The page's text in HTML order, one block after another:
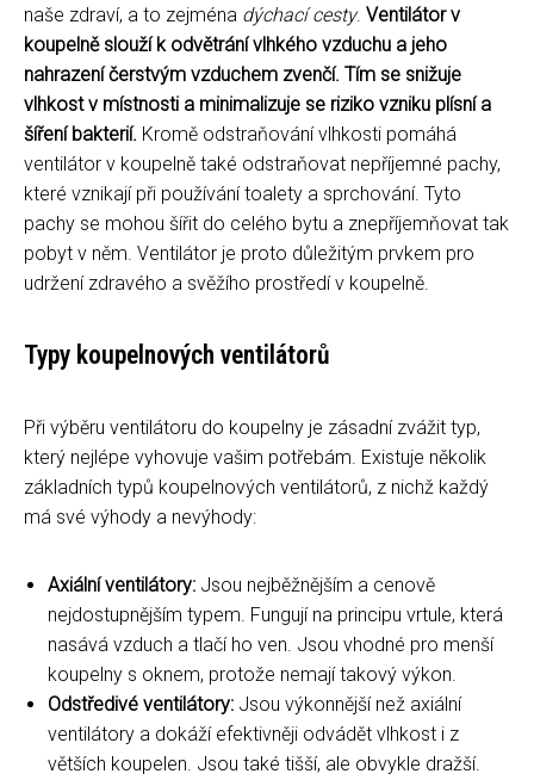
naše zdraví, a to zejména dýchací cesty. Ventilátor v
koupelně slouží k odvětrání vlhkého vzduchu a jeho
nahrazení čerstvým vzduchem zvenčí. Tím se snižuje
vlhkost v místnosti a minimalizuje se riziko vzniku plísní a
šíření bakterií. Kromě odstraňování vlhkosti pomáhá
ventilátor v koupelně také odstraňovat nepříjemné pachy,
které vznikají při používání toalety a sprchování. Tyto
pachy se mohou šířit do celého bytu a znepříjemňovat tak
pobyt v něm. Ventilátor je proto důležitým prvkem pro
udržení zdravého a svěžího prostředí v koupelně.
Typy koupelnových ventilátorů
Při výběru ventilátoru do koupelny je zásadní zvážit typ,
který nejlépe vyhovuje vašim potřebám. Existuje několik
základních typů koupelnových ventilátorů, z nichž každý
má své výhody a nevýhody:
Axiální ventilátory: Jsou nejběžnějším a cenově
nejdostupnějším typem. Fungují na principu vrtule, která
nasává vzduch a tlačí ho ven. Jsou vhodné pro menší
koupelny s oknem, protože nemají takový výkon.
Odstředivé ventilátory: Jsou výkonnější než axiální
ventilátory a dokáží efektivněji odvádět vlhkost i z
větších koupelen. Jsou také tišší, ale obvykle dražší.